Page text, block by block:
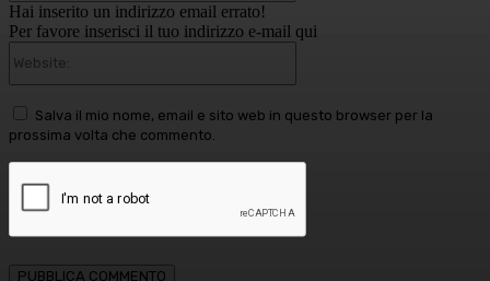
Hai inserito un indirizzo email errato!
Per favore inserisci il tuo indirizzo e-mail qui
Salva il mio nome, email e sito web in questo browser per la
prossima volta che commento.